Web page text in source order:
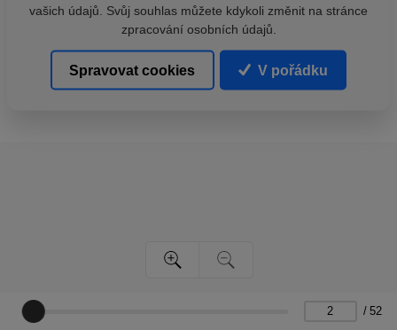
/ 52
vašich údajů. Svůj souhlas můžete kdykoli změnit na stránce
zpracování osobních údajů.
Spravovat cookies V pořádku